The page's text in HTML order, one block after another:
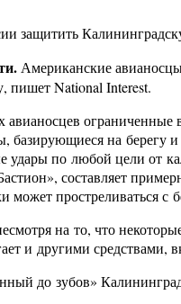
защитить
Американские
National Interest.
базирующиеся на берегу
удары по любой цели от
составляет
может простреливаться с
на то, что
и другими
до зубов»